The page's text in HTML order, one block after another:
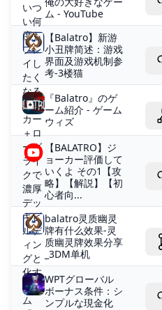
ム - YouTube
【Balatro】新游
小丑牌简述：游戏
界面及游戏机制参
考-3楼猫
『Balatro』のゲ
ーム紹介 - ゲーム
ウィズ
【BALATRO】ジ
ョーカー評価して
いくよ その1【攻
略】【解説】【初
心者向...
balatro灵质幽灵
牌有什么效果-灵
质幽灵牌效果分享
_3DM单机
WPTグローバル
ボーナス条件：シ
ンプルな現金化